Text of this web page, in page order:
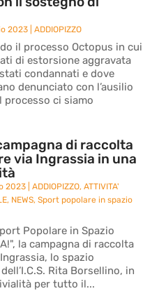
2023 |ADDIOPIZZO
il processo Octopus in cui
di estorsione aggravata
condannati e dove
denunciato con l’ausilio
processo ci siamo
di raccolta
via Ingrassia in una
2023 |ADDIOPIZZO,ATTIVITA'
, NEWS,Sport popolare in spazio
Popolare in Spazio
la campagna di raccolta
lo spazio
Rita Borsellino, in
per tutto il...